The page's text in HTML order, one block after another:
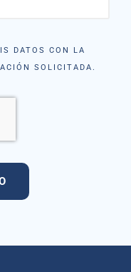
DATOS CON LA
SOLICITADA.